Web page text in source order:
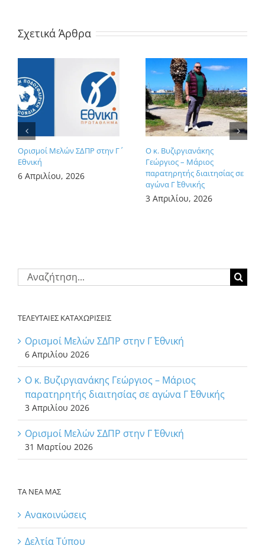
Σχετικά Άρθρα
Ορισμοί Μελών ΣΔΠΡ στην Γ΄
Εθνική
6 Απριλίου, 2026
Ο κ. Βυζιργιανάκης
Γεώργιος – Μάριος
παρατηρητής διαιτησίας σε
αγώνα Γ΄ Εθνικής
3 Απριλίου, 2026
Αναζήτηση
για:
ΤΕΛΕΥΤΑΙΕΣ ΚΑΤΑΧΩΡΙΣΕΙΣ
Ορισμοί Μελών ΣΔΠΡ στην Γ΄ Εθνική
6 Απριλίου 2026
Ο κ. Βυζιργιανάκης Γεώργιος – Μάριος
παρατηρητής διαιτησίας σε αγώνα Γ΄ Εθνικής
3 Απριλίου 2026
Ορισμοί Μελών ΣΔΠΡ στην Γ΄ Εθνική
31 Μαρτίου 2026
ΤΑ ΝΕΑ ΜΑΣ
Ανακοινώσεις
Δελτία Τύπου